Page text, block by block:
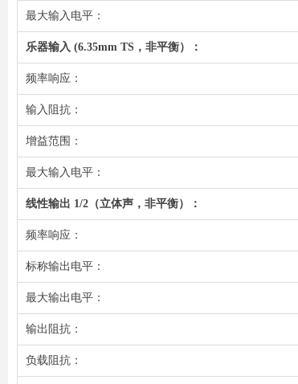
最大输入电平：
乐器输入 (6.35mm TS，非平衡）：
频率响应：
输入阻抗：
增益范围：
最大输入电平：
线性输出 1/2（立体声，非平衡）：
频率响应：
标称输出电平：
最大输出电平：
输出阻抗：
负载阻抗：